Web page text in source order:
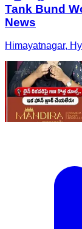
Tank Bund
News
Himayatnagar,